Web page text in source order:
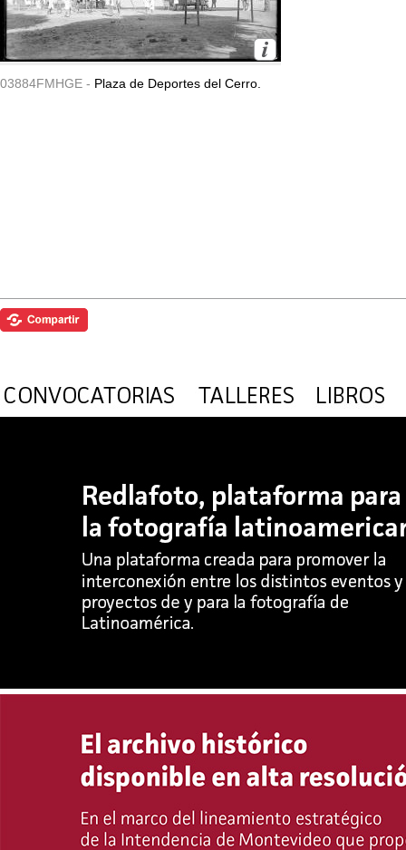
03884FMHGE - Plaza de Deportes del Cerro.